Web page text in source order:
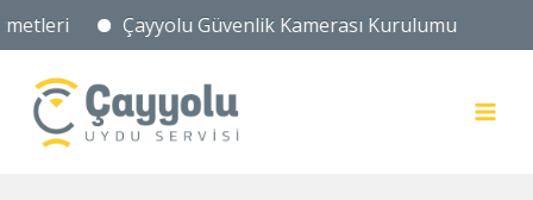
Çayyolu Güvenlik Kamerası Kurulumu